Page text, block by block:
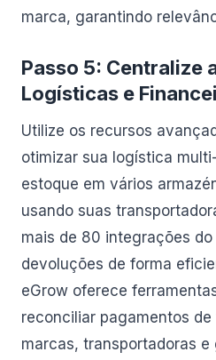
marca, garantindo
Passo 5: Centralize
Logísticas e
Utilize os recursos
otimizar sua logística
estoque em vários
usando suas
mais de 80 integrações
devoluções de forma
eGrow oferece
reconciliar pagamentos de
marcas, transportadoras